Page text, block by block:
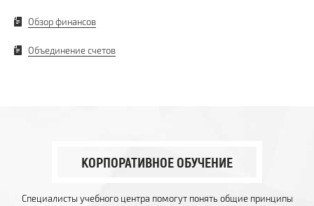
Обзор финансов
Объединение счетов
КОРПОРАТИВНОЕ ОБУЧЕНИЕ
Специалисты учебного центра помогут понять общие принципы